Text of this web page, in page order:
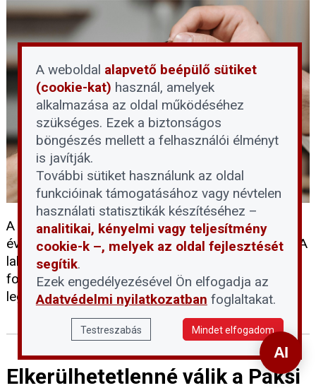
A felsőoktatási ponthatárok kihirdetésével minden
évben jelentősen nő a kereslet az albérletek iránt. A
lakásukat kiadók és a bérlők számára egyaránt
fontos, hogy tisztában legyenek a bérbeadás
legfontosabb szabályaival.
Elkerülhetetlenné válik a Paksi
A weboldal alapvető beépülő sütiket
(cookie-kat) használ, amelyek
alkalmazása az oldal működéséhez
szükséges. Ezek a biztonságos
böngészés mellett a felhasználói élményt
is javítják.
További sütiket használunk az oldal
funkcióinak támogatásához vagy névtelen
használati statisztikák készítéséhez –
analitikai, kényelmi vagy teljesítmény
cookie-k –, melyek az oldal fejlesztését
segítik.
Ezek engedélyezésével Ön elfogadja az
Adatvédelmi nyilatkozatban foglaltakat.
Testreszabás Mindet elfogadom